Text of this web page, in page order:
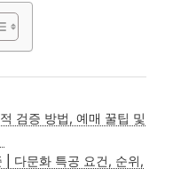
검증 방법, 예매 꿀팁 및
| 다문화 특공 요건, 순위,